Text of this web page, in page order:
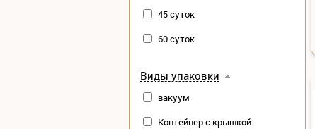
45 суток
60 суток
Виды упаковки
вакуум
Контейнер с крышкой